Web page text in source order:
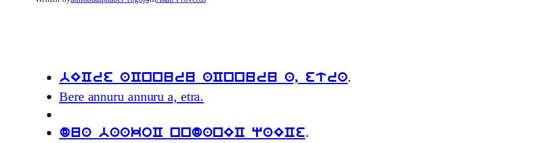
bECre aCnnuru aCnnuru a, etra.
Bere annuru annuru a, etra.
dua baakoC nndanEC qaECe.